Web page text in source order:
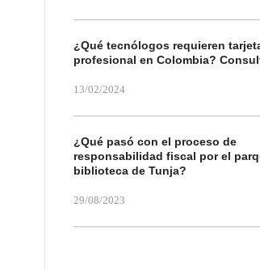
¿Qué tecnólogos requieren
profesional en Colombia?
13/02/2024
¿Qué pasó con el proceso de
responsabilidad fiscal por el
biblioteca de Tunja?
29/08/2023